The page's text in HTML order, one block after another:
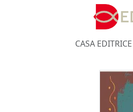
CASA EDITRICE